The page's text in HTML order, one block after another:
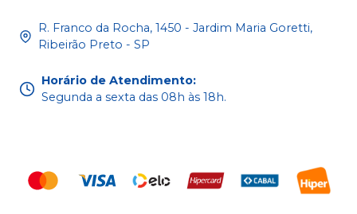
R. Franco da Rocha, 1450 - Jardim Maria Goretti,
Ribeirão Preto - SP
Horário de Atendimento:
Segunda a sexta das 08h às 18h.